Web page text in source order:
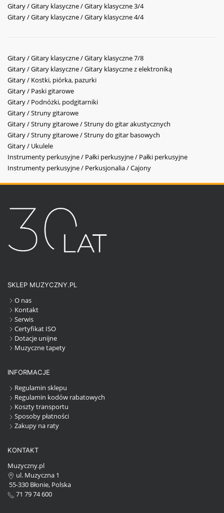
Gitary / Gitary klasyczne / Gitary klasyczne 3/4
Gitary / Gitary klasyczne / Gitary klasyczne 4/4
Gitary / Gitary klasyczne / Gitary klasyczne 7/8
Gitary / Gitary klasyczne / Gitary klasyczne z elektroniką
Gitary / Kostki, piórka, pazurki
Gitary / Paski gitarowe
Gitary / Podnóżki, podgitarniki
Gitary / Struny gitarowe
Gitary / Struny gitarowe / Struny do gitar akustycznych
Gitary / Struny gitarowe / Struny do gitar basowych
Gitary / Ukulele
Instrumenty perkusyjne / Pałki perkusyjne / Pałki perkusyjne
Instrumenty perkusyjne / Perkusjonalia / Cajony
SKLEP MUZYCZNY.PL
O nas
Kontakt
Serwis
Certyfikat ISO
Dotacje unijne
Muzyczne tapety
INFORMACJE
Regulamin sklepu
Regulamin kodów rabatowych
Koszty transportu
Sposoby płatności
Zakupy na raty
KONTAKT
Muzyczny.pl
ul. Muzyczna 1
55-330 Błonie, Polska
71 79 74 600